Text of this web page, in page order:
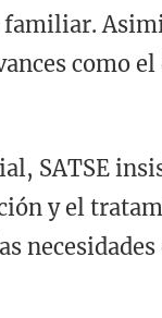
como
SATSE
y el